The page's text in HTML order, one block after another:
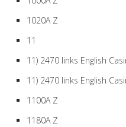
1020A Z
11
11) 2470 links English
11) 2470 links English
1100A Z
1180A Z